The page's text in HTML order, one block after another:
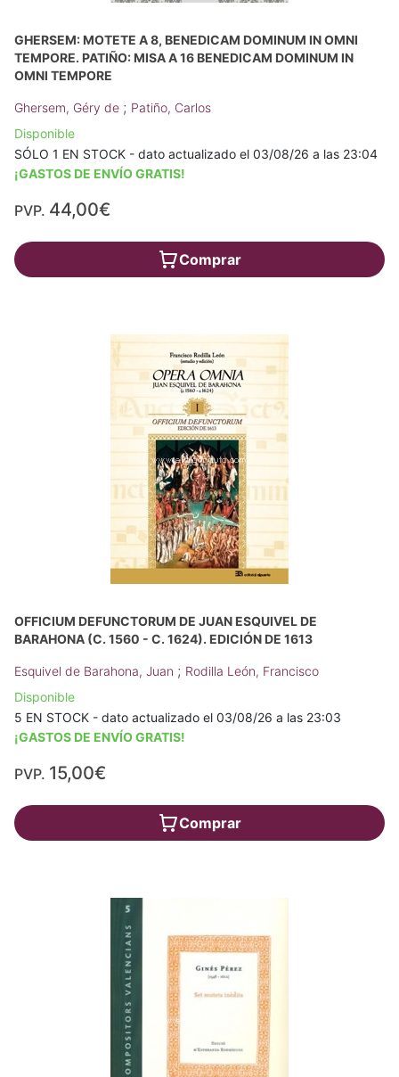
GHERSEM: MOTETE A 8, BENEDICAM DOMINUM IN OMNI
TEMPORE. PATIÑO: MISA A 16 BENEDICAM DOMINUM IN
OMNI TEMPORE
Ghersem, Géry de ; Patiño, Carlos
Disponible
SÓLO 1 EN STOCK - dato actualizado el 03/08/26 a las 23:04
¡GASTOS DE ENVÍO GRATIS!
PVP. 44,00€
Comprar
OFFICIUM DEFUNCTORUM DE JUAN ESQUIVEL DE
BARAHONA (C. 1560 - C. 1624). EDICIÓN DE 1613
Esquivel de Barahona, Juan ; Rodilla León, Francisco
Disponible
5 EN STOCK - dato actualizado el 03/08/26 a las 23:03
¡GASTOS DE ENVÍO GRATIS!
PVP. 15,00€
Comprar